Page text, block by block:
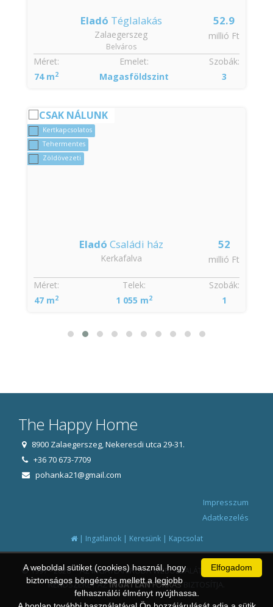
52.9
millió Ft
Eladó Téglalakás
Zalaegerszeg
Belváros
Szobák:
3
Méret:
74 m2
Emelet:
Magasföldszint
CSAK NÁLUNK
Kertkapcsolatos
Tehermentes
Zöldövezeti
52
millió Ft
Eladó Családi ház
Kerkafalva
Szobák:
1
Méret:
47 m2
Telek:
1 055 m2
The Happy Home
8900 Zalaegerszeg, Nekeresdi utca 29-31.
+36 70 673-7709
pohanka21@gmail.com
Impresszum
Adatkezelés
| Ingatlanok| Keresünk| Kapcsolat
© 1997 - 2026 AZ INGATLANIRODA WEBOLDALÁT ÉS ÜGYVITELI
RENDSZERÉT AZINGATLANFORRÁSBIZTOSÍTJA.
Elfogadom
A weboldal sütiket (cookies) használ, hogy
biztonságos böngészés mellett a legjobb
felhasználói élményt nyújthassa.